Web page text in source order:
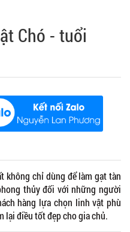
Chó - tuổi
không chỉ dùng để làm gạt tàn
thủy đối với những người
hàng lựa chọn linh vật phù
lại điều tốt đẹp cho gia chủ.